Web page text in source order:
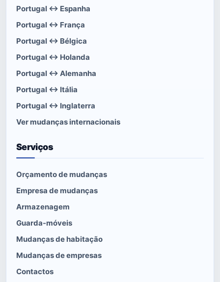
Portugal ↔ Espanha
Portugal ↔ França
Portugal ↔ Bélgica
Portugal ↔ Holanda
Portugal ↔ Alemanha
Portugal ↔ Itália
Portugal ↔ Inglaterra
Ver mudanças internacionais
Serviços
Orçamento de mudanças
Empresa de mudanças
Armazenagem
Guarda-móveis
Mudanças de habitação
Mudanças de empresas
Contactos